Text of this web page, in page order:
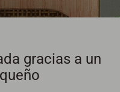
gracias a un